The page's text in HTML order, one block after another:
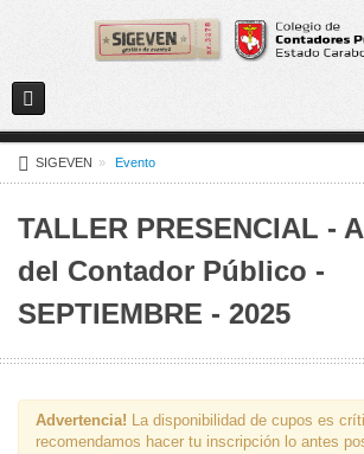
Menú de usuario
SIGEVEN » Evento
TALLER PRESENCIAL -
del Contador Público -
SEPTIEMBRE - 2025
Advertencia! La disponibilidad de cupos es
recomendamos hacer tu inscripción lo antes